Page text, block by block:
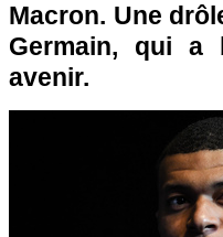
Macron. Une
Germain, qui a
avenir.